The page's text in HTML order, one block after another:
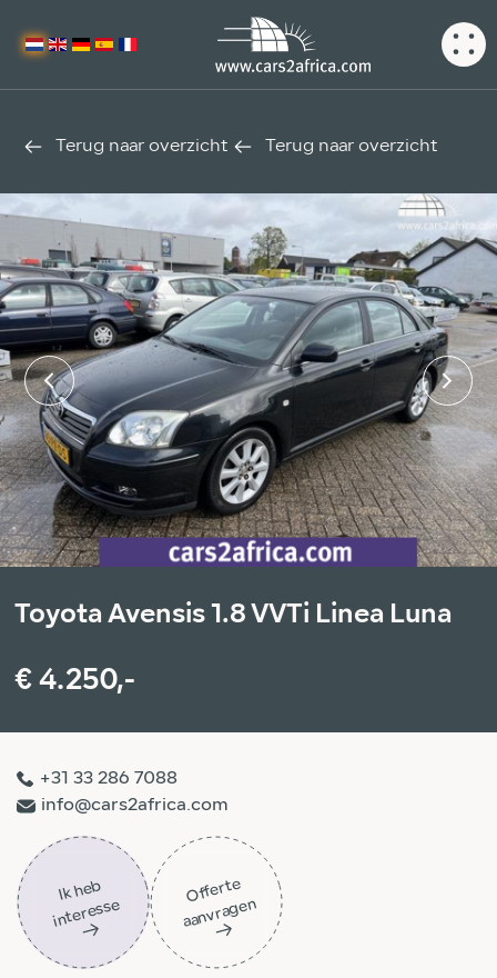
Terug naar overzicht Terug naar overzicht
Toyota Avensis 1.8 VVTi Linea Luna
€ 4.250,-
+31 33 286 7088
info@cars2africa.com
Ik
h
e
b
i
nt
er
ess
e
Off
ert
e
aa
n
vra
g
e
n